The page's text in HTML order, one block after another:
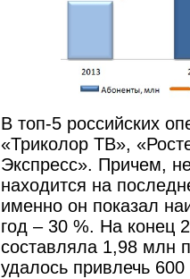
В топ-5 российских
«Триколор ТВ»,
Экспресс». Причем,
находится на
именно он показал
год – 30 %. На конец
составляла 1,98 млн
удалось привлечь